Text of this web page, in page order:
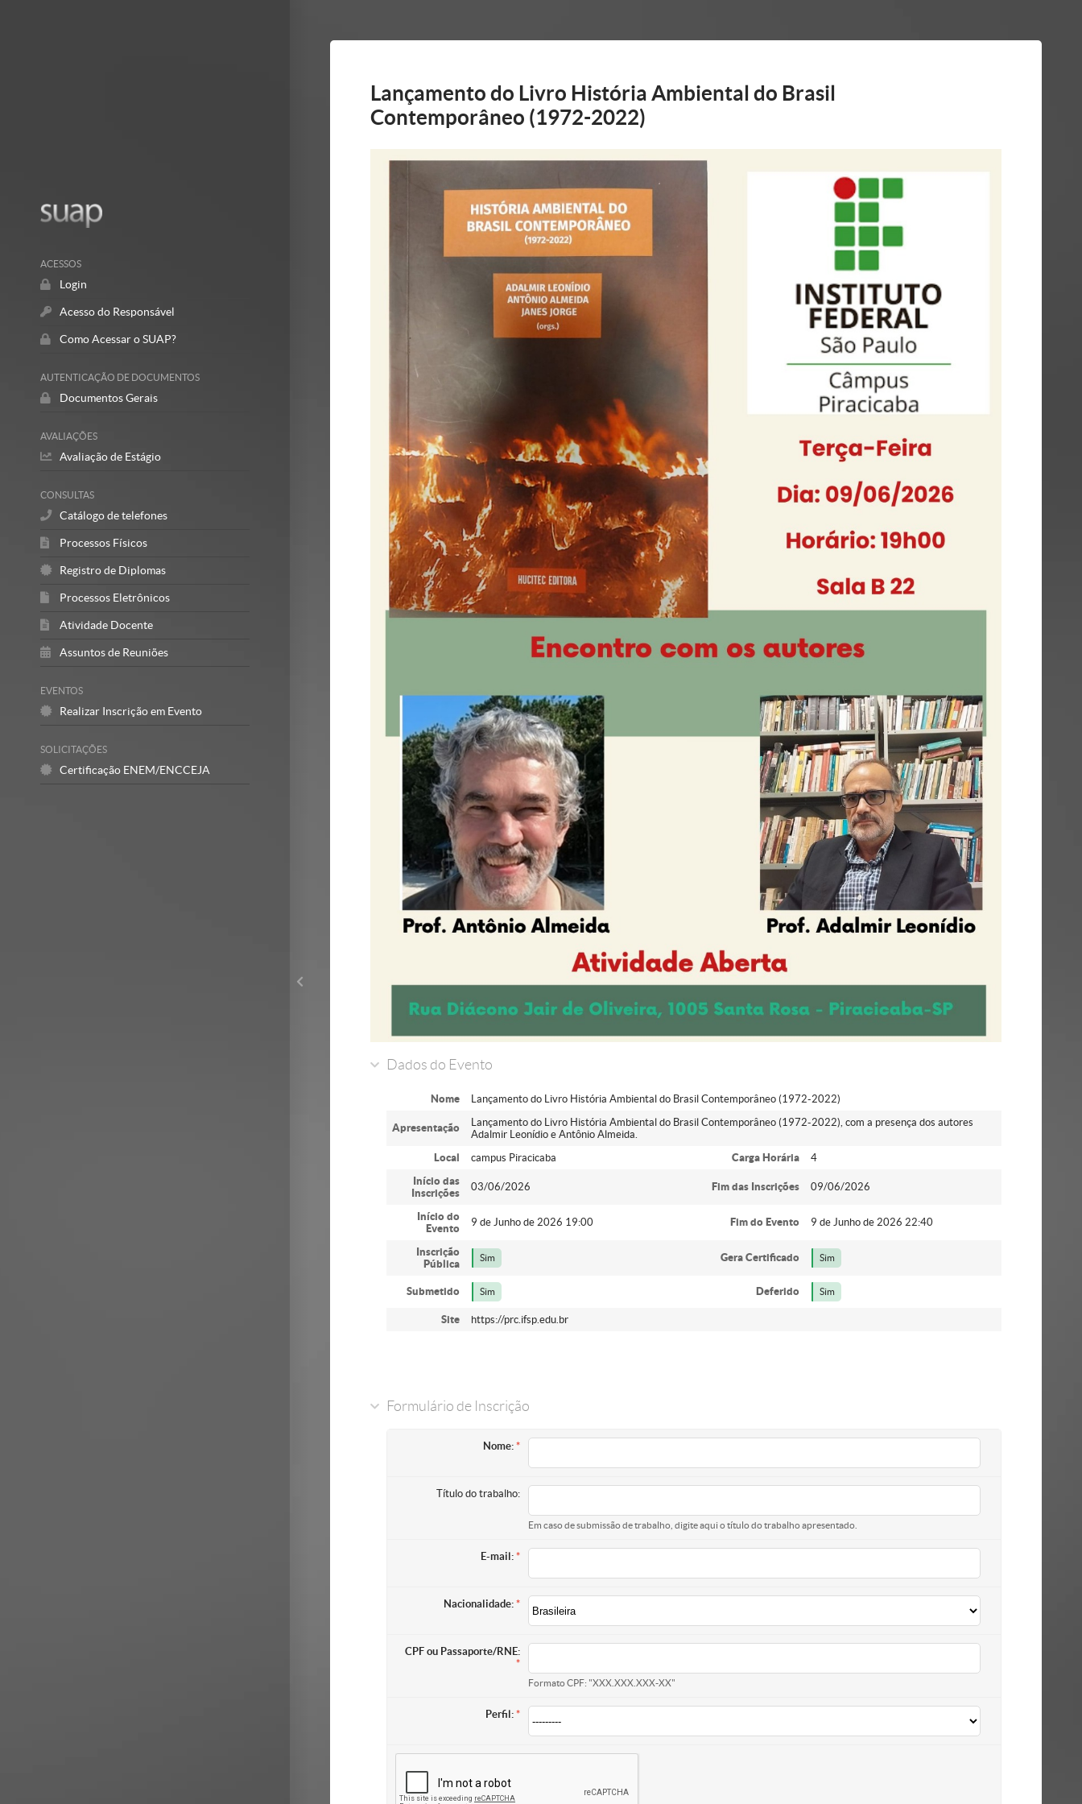
ACESSOS
Login
Acesso do Responsável
Como Acessar o SUAP?
AUTENTICAÇÃO DE DOCUMENTOS
Documentos Gerais
AVALIAÇÕES
Avaliação de Estágio
CONSULTAS
Catálogo de telefones
Processos Físicos
Registro de Diplomas
Processos Eletrônicos
Atividade Docente
Assuntos de Reuniões
EVENTOS
Realizar Inscrição em Evento
SOLICITAÇÕES
Certificação ENEM/ENCCEJA
Lançamento do Livro História Ambiental do Brasil
Contemporâneo (1972-2022)
Dados do Evento
Nome Lançamento do Livro História Ambiental do Brasil Contemporâneo (1972-2022)
Apresentação
Lançamento do Livro História Ambiental do Brasil Contemporâneo (1972-2022), com a presença dos autores
Adalmir Leonídio e Antônio Almeida.
Local
campus Piracicaba Carga Horária
4
Início das
Inscrições
03/06/2026 Fim das Inscrições 09/06/2026
Início do
Evento
9 de Junho de 2026 19:00 Fim do Evento 9 de Junho de 2026 22:40
Inscrição
Pública
Sim Gera Certificado Sim
Submetido Sim Deferido Sim
Site https://prc.ifsp.edu.br
Formulário de Inscrição
Nome:
Título do trabalho:
Em caso de submissão de trabalho, digite aqui o título do trabalho apresentado.
E-mail:
Nacionalidade:
CPF ou Passaporte/RNE:
Formato CPF: "XXX.XXX.XXX-XX"
Perfil: